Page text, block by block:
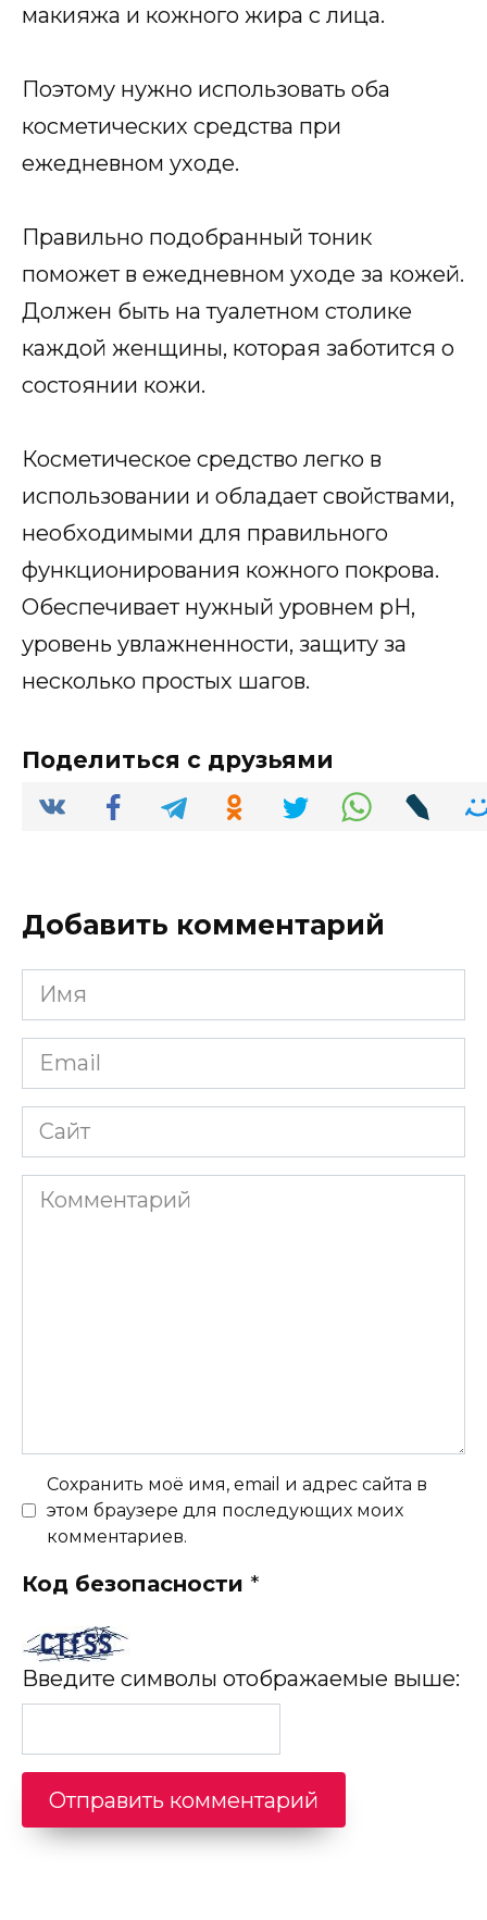
макияжа и кожного жира с лица.
Поэтому нужно использовать оба
косметических средства при
ежедневном уходе.
Правильно подобранный тоник
поможет в ежедневном уходе за кожей.
Должен быть на туалетном столике
каждой женщины, которая заботится о
состоянии кожи.
Косметическое средство легко в
использовании и обладает свойствами,
необходимыми для правильного
функционирования кожного покрова.
Обеспечивает нужный уровнем pH,
уровень увлажненности, защиту за
несколько простых шагов.
Поделиться с друзьями
Добавить комментарий
Имя
*
Email
*
Сайт
Комментарий
Сохранить моё имя, email и адрес сайта в
этом браузере для последующих моих
комментариев.
Код безопасности *
Введите символы отображаемые выше: